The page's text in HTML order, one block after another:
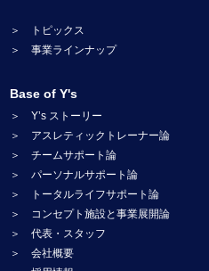
＞ トピックス
＞ 事業ラインナップ
Base of Y's
＞ Y’s ストーリー
＞ アスレティックトレーナー論
＞ チームサポート論
＞ パーソナルサポート論
＞ トータルライフサポート論
＞ コンセプト施設と事業展開論
＞ 代表・スタッフ
＞ 会社概要